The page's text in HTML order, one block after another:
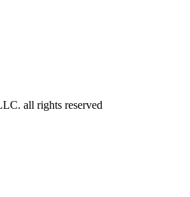
all rights reserved